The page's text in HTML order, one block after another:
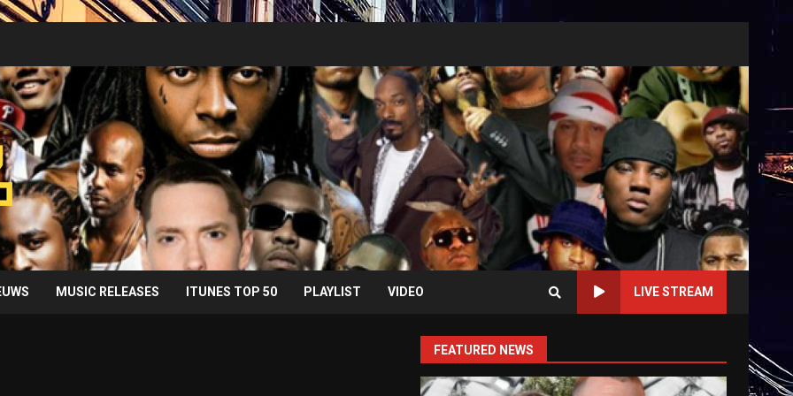
MUSIC RELEASES ITUNES TOP 50 PLAYLIST VIDEO LIVE STREAM
FEATURED NEWS